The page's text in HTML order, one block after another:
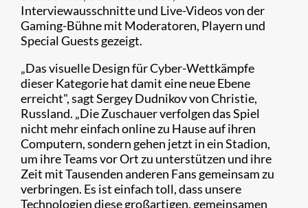
Interviewausschnitte und Live-Videos von der
Gaming-Bühne mit Moderatoren, Playern und
Special Guests gezeigt.
„Das visuelle Design für Cyber-Wettkämpfe
dieser Kategorie hat damit eine neue Ebene
erreicht", sagt Sergey Dudnikov von Christie,
Russland. „Die Zuschauer verfolgen das Spiel
nicht mehr einfach online zu Hause auf ihren
Computern, sondern gehen jetzt in ein Stadion,
um ihre Teams vor Ort zu unterstützen und ihre
Zeit mit Tausenden anderen Fans gemeinsam zu
verbringen. Es ist einfach toll, dass unsere
Technologien diese großartigen, gemeinsamen